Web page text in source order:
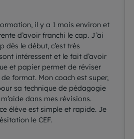
il y a 1 mois environ et
d’avoir franchi le cap. J’ai
dès le début, c’est très
intéressent et le fait d’avoir
et papier permet de réviser
format. Mon coach est super,
sa technique de pédagogie
dans mes révisions.
élève est simple et rapide. Je
le CEF.